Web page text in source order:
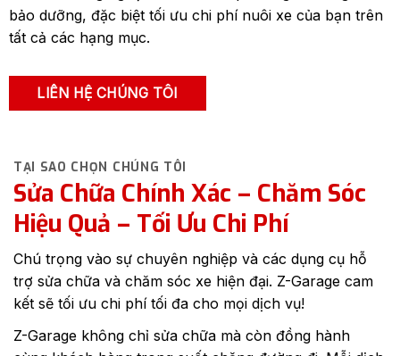
tất cả các hạng mục.
Sửa Chữa Chính Xác – Chăm Sóc
Hiệu Quả – Tối Ưu Chi Phí
Chú trọng vào sự chuyên nghiệp và các dụng cụ hỗ
trợ sửa chữa và chăm sóc xe hiện đại. Z-Garage cam
kết sẽ tối ưu chi phí tối đa cho mọi dịch vụ!
Z-Garage không chỉ sửa chữa mà còn đồng hành
cùng khách hàng trong suốt chặng đường đi. Mỗi dịch